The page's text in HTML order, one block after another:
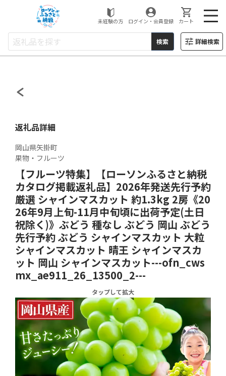
ローソンふるさと納税
未経験の方 ログイン・会員登録 カート
検索 詳細検索
返礼品詳細
岡山県矢掛町
果物・フルーツ
【フルーツ特集】【ローソンふるさと納税
カタログ掲載返礼品】2026年発送先行予約
厳選 シャインマスカット 約1.3kg 2房《20
26年9月上旬-11月中旬頃に出荷予定(土日
祝除く)》ぶどう 種なし ぶどう 岡山 ぶどう
先行予約 ぶどう シャインマスカット 大粒
シャインマスカット 晴王 シャインマスカ
ット 岡山 シャインマスカット---ofn_cws
mx_ae911_26_13500_2---
タップして拡大